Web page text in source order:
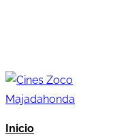
Inicio